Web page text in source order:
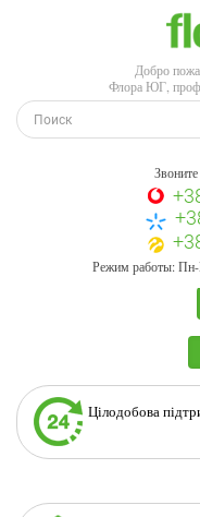
Добро
Флора ЮГ,
Режим работы:
Цілодобова